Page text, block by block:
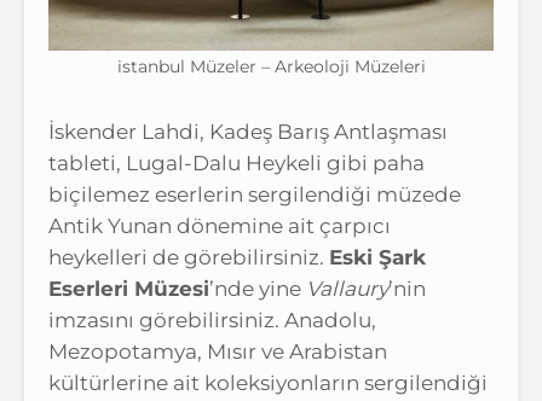
istanbul Müzeler – Arkeoloji Müzeleri
İskender Lahdi, Kadeş Barış Antlaşması
tableti, Lugal-Dalu Heykeli gibi paha
biçilemez eserlerin sergilendiği müzede
Antik Yunan dönemine ait çarpıcı
heykelleri de görebilirsiniz. Eski Şark
Eserleri Müzesi’nde yine Vallaury’nin
imzasını görebilirsiniz. Anadolu,
Mezopotamya, Mısır ve Arabistan
kültürlerine ait koleksiyonların sergilendiği